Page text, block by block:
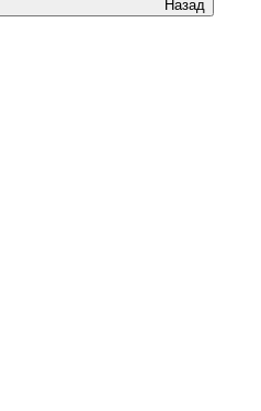
Назад